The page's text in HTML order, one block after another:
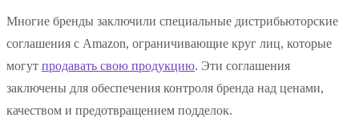
Многие бренды заключили специальные дистрибьюторские
соглашения с Amazon, ограничивающие круг лиц, которые
могут продавать свою продукцию. Эти соглашения
заключены для обеспечения контроля бренда над ценами,
качеством и предотвращением подделок.